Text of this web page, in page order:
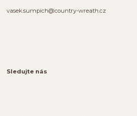
vasek.sumpich@country-wreath.cz
Sledujte nás